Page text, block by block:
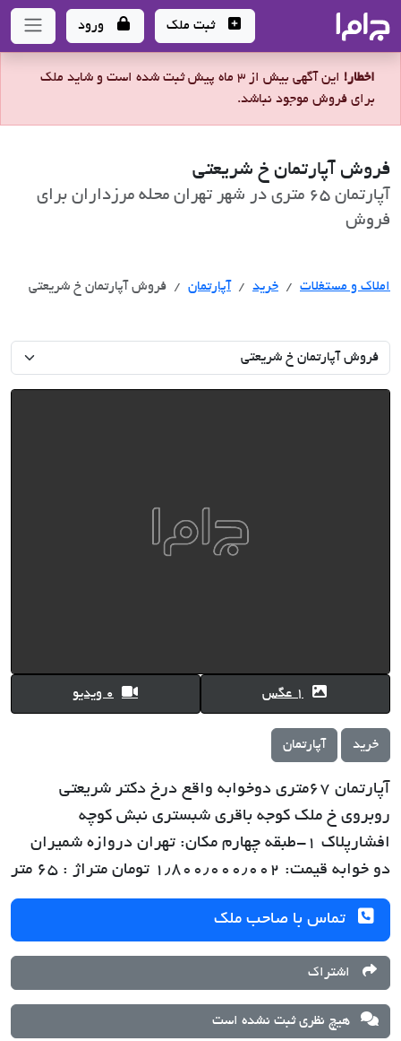
- سامانه جامع املاک و مشاورین املاک
ثبت ملک ورود
اخطار!
این آگهی بیش از 3 ماه پیش ثبت شده است و شاید ملک
برای فروش موجود نباشد.
فروش آپارتمان خ شریعتی
آپارتمان 65 متری در شهر تهران محله مرزداران برای
فروش
املاک و مستغلات خرید خرید
آپارتمان فروش آپارتمان خ شریعتی
1 عگس 0 ویدیو
خرید آپارتمان
آپارتمان 67متری دوخوابه واقع درخ دکتر شریعتی
روبروی خ ملک کوجه باقری شبستری نبش کوچه
افشارپلاک 1-طبقه چهارم مکان: تهران دروازه شمیران
دو خوابه قیمت: ۱٫۸۰۰٫۰۰۰٫۰۰۲ تومان متراژ : ۶۵ متر
تماس با صاحب ملک
اشتراک
هیچ نظری ثبت نشده است